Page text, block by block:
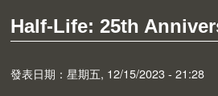
Half-Life: 25th
發表日期：星期五, 12/15/2023 - 21:28